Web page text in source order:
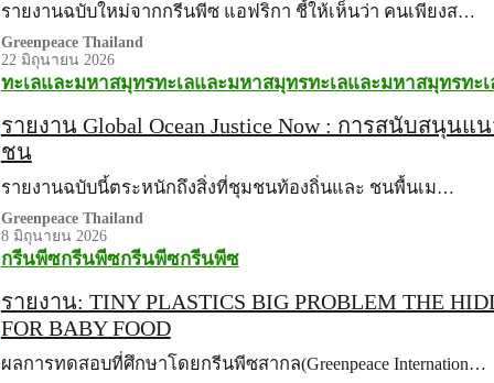
รายงานฉบับใหม่จากกรีนพีซ แอฟริกา ชี้ให้เห็นว่า คนเพียงส…
Greenpeace Thailand
22 มิถุนายน 2026
ทะเลและมหาสมุทรทะเลและมหาสมุทรทะเลและมหาสมุทรทะ
รายงาน Global Ocean Justice Now : การสนับสนุ
ชน
รายงานฉบับนี้ตระหนักถึงสิ่งที่ชุมชนท้องถิ่นและ ชนพื้นเม…
Greenpeace Thailand
8 มิถุนายน 2026
กรีนพีซกรีนพีซกรีนพีซกรีนพีซ
รายงาน: TINY PLASTICS BIG PROBLEM THE
FOR BABY FOOD
ผลการทดสอบที่ศึกษาโดยกรีนพีซสากล(Greenpeace Internation…